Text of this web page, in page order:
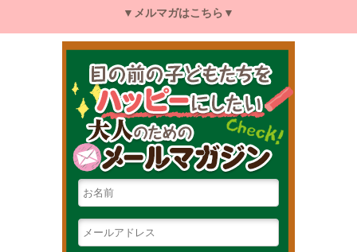
▼メルマガはこちら▼